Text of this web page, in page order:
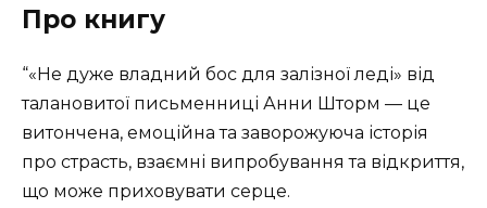
Про книгу
“«Не дуже владний бос для залізної леді» від
талановитої письменниці Анни Шторм — це
витончена, емоційна та заворожуюча історія
про страсть, взаємні випробування та відкриття,
що може приховувати серце.